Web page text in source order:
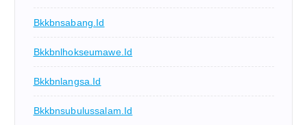
Bkkbnsabang.id
Bkkbnlhokseumawe.id
Bkkbnlangsa.id
Bkkbnsubulussalam.id